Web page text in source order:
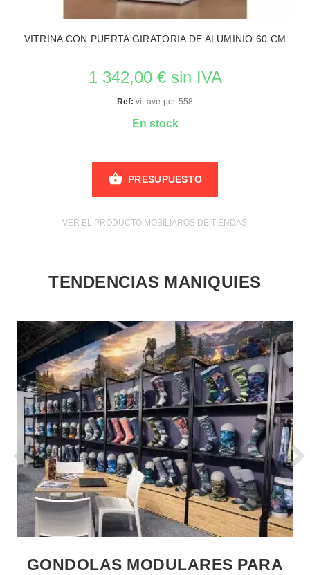
VITRINA CON PUERTA GIRATORIA DE ALUMINIO 60 CM
1 342,00 € sin IVA
Ref: vit-ave-por-558
En stock
PRESUPUESTO
VER EL PRODUCTO MOBILIAROS DE TIENDAS
TENDENCIAS MANIQUIES
GONDOLAS MODULARES PARA